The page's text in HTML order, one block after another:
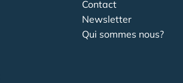
Contact
Newsletter
Qui sommes nous?